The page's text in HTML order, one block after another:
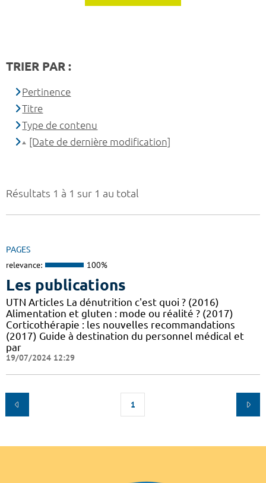
Résultats 1 à 1 sur 1 au total
PAGES
relevance: 100%
Les publications
UTN Articles La dénutrition c'est quoi ? (2016)
Alimentation et gluten : mode ou réalité ? (2017)
Corticothérapie : les nouvelles recommandations
(2017) Guide à destination du personnel médical et
par
19/07/2024 12:29
1
TRIER PAR :
Pertinence
Titre
Type de contenu
[Date de dernière modification]